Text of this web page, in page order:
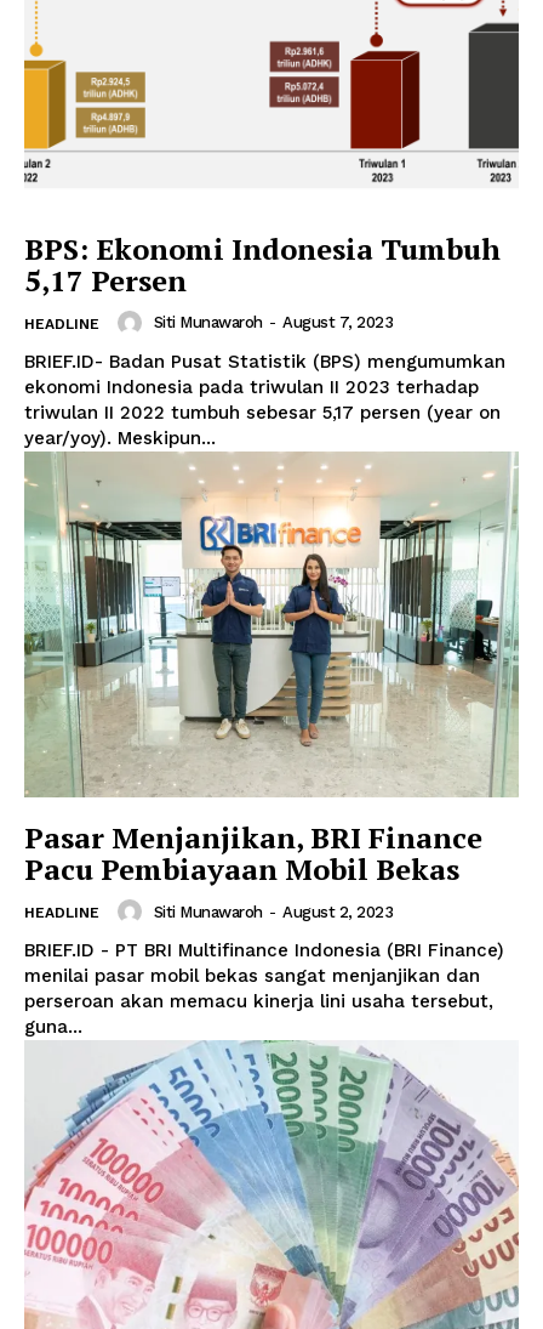
BPS: Ekonomi Indonesia Tumbuh
5,17 Persen
HEADLINE Siti Munawaroh - August 7, 2023
BRIEF.ID- Badan Pusat Statistik (BPS) mengumumkan
ekonomi Indonesia pada triwulan II 2023 terhadap
triwulan II 2022 tumbuh sebesar 5,17 persen (year on
year/yoy). Meskipun...
Pasar Menjanjikan, BRI Finance
Pacu Pembiayaan Mobil Bekas
HEADLINE Siti Munawaroh - August 2, 2023
BRIEF.ID - PT BRI Multifinance Indonesia (BRI Finance)
menilai pasar mobil bekas sangat menjanjikan dan
perseroan akan memacu kinerja lini usaha tersebut,
guna...